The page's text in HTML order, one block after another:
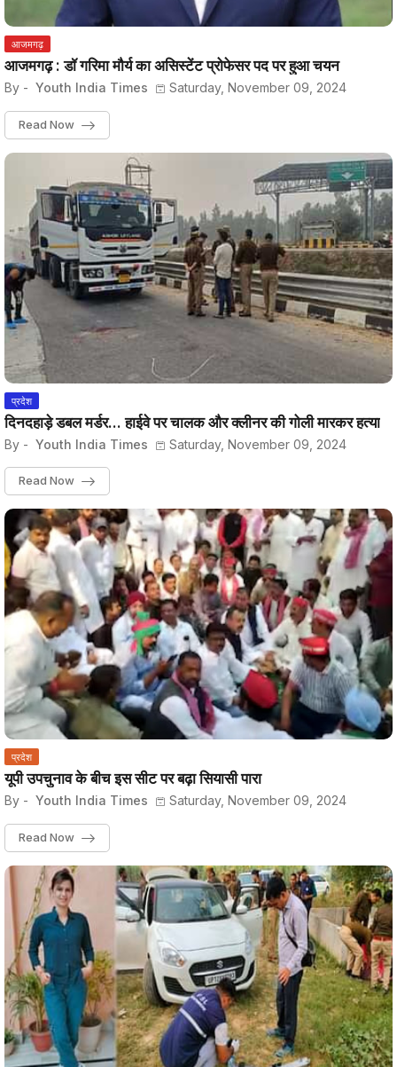
आजमगढ़
आजमगढ़ : डॉ गरिमा मौर्य का असिस्टेंट प्रोफेसर पद पर हुआ चयन
By - Youth India Times Saturday, November 09, 2024
Read Now
प्रदेश
दिनदहाड़े डबल मर्डर... हाईवे पर चालक और क्लीनर की गोली मारकर हत्या
By - Youth India Times Saturday, November 09, 2024
Read Now
प्रदेश
यूपी उपचुनाव के बीच इस सीट पर बढ़ा सियासी पारा
By - Youth India Times Saturday, November 09, 2024
Read Now